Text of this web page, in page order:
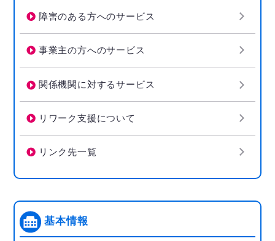
障害のある方へのサービス
事業主の方へのサービス
関係機関に対するサービス
リワーク支援について
リンク先一覧
基本情報